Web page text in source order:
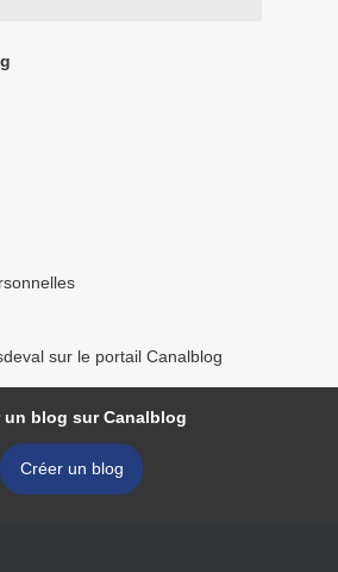
sur le portail Canalblog
un blog sur Canalblog
Créer un blog